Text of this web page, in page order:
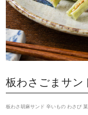
板わさごまサン
板わさ胡麻サンド 辛いもの わさび